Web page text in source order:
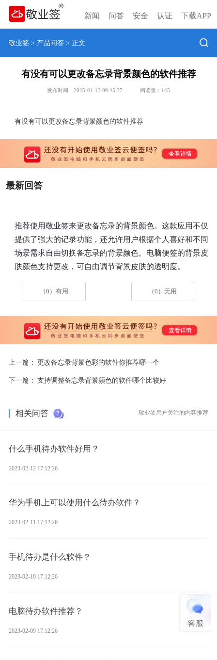
新闻 问答 安全 认证 下载APP
敬业签> 产品问答> 正文
有没有可以更改备忘录背景颜色的软件推荐
发布时间：2025-01-13 09:45:37 阅读量： 145
有没有可以更改备忘录背景颜色的软件推荐
最新回答
推荐使用敬业签来更改备忘录的背景颜色。这款应用不仅
提供了强大的记录功能，还允许用户根据个人喜好和不同
场景需求自由切换备忘录的背景颜色。电脑便签的背景皮
肤颜色支持更改，可自由调节背景皮肤的透明度。
（0）有用 （0）无用
上一篇： 更改备忘录背景色彩的软件你推荐哪一个
下一篇： 支持调整备忘录背景颜色的软件哪个比较好
相关问答 敬业签用户关注的内容推荐
什么手机待办软件好用？
2023-02-12 17:12:26
华为手机上可以使用什么待办软件？
2023-02-11 17:12:26
手机待办是什么软件？
2023-02-10 17:12:26
电脑待办软件推荐？
2023-02-09 17:12:26